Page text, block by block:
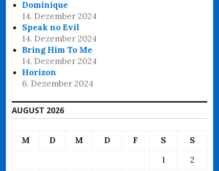
Dominique
14. Dezember 2024
Speak no Evil
14. Dezember 2024
Bring Him To Me
14. Dezember 2024
Horizon
6. Dezember 2024
AUGUST 2026
M D M D F S
S
1
2